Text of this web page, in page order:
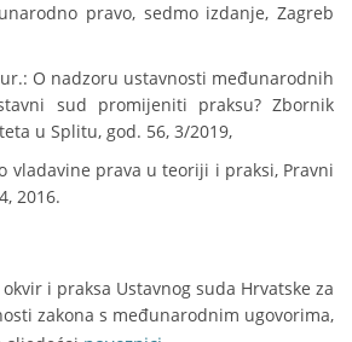
pravo, sedmo izdanje, Zagreb
O nadzoru ustavnosti međunarodnih
sud promijeniti praksu? Zbornik
u Splitu, god. 56, 3/2019,
vladavine prava u teoriji i praksi, Pravni
2016.
i praksa Ustavnog suda Hrvatske za
zakona s međunarodnim ugovorima,